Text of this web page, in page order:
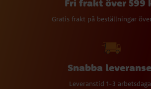
Fri frakt över 599
Gratis frakt på beställningar
Snabba
Leveranstid 1-3